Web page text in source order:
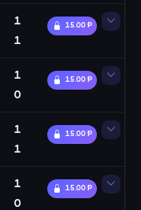
1
1
15.00 Ᵽ
1
0
15.00 Ᵽ
1
1
15.00 Ᵽ
1
0
15.00 Ᵽ